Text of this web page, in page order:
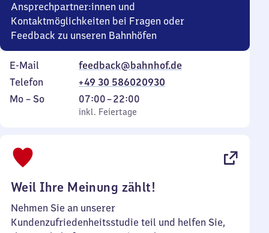
Ansprechpartner:innen und
Kontaktmöglichkeiten bei Fragen oder
Feedback zu unseren Bahnhöfen
E-Mail
feedback@bahnhof.de
Telefon
+49 30 586020930
Montag
Mo – So,
inkl. Feiertage
07:00–22:00
Von
7
inkl. Feiertage
Weil Ihre Meinung zählt!
Nehmen Sie an unserer
Kundenzufriedenheitsstudie teil und helfen Sie,